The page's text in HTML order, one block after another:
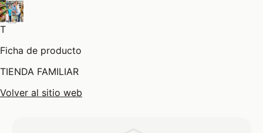
T
Ficha de producto
TIENDA FAMILIAR
Volver al sitio web